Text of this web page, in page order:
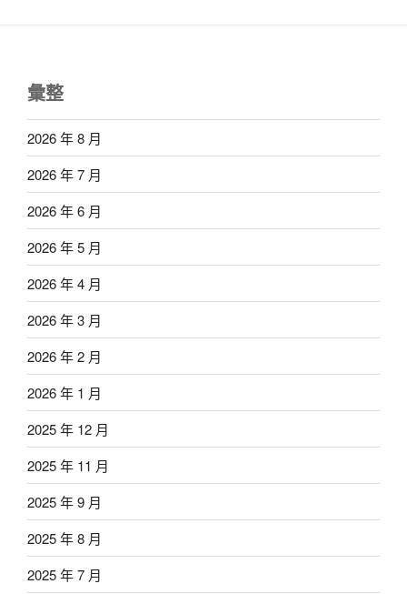
彙整
2026 年 8 月
2026 年 7 月
2026 年 6 月
2026 年 5 月
2026 年 4 月
2026 年 3 月
2026 年 2 月
2026 年 1 月
2025 年 12 月
2025 年 11 月
2025 年 9 月
2025 年 8 月
2025 年 7 月